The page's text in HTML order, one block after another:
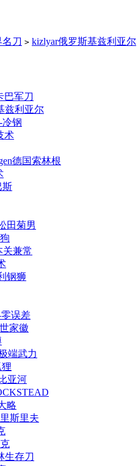
刀 > kizlyar俄罗斯基兹利亚尔
巴军刀
兹利亚尔
冷钢
术
德国索林根
斯
田菊男
关兼常
钢狮
零误差
家徽
端武力
亚河
略
斯里夫
生存刀